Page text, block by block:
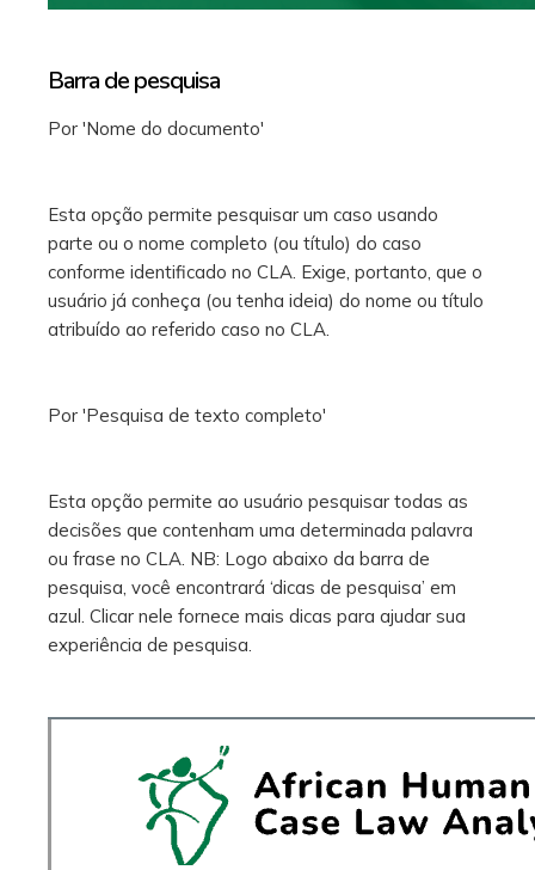
Barra de pesquisa
Por 'Nome do documento'
Esta opção permite pesquisar um caso usando
parte ou o nome completo (ou título) do caso
conforme identificado no CLA. Exige, portanto, que o
usuário já conheça (ou tenha ideia) do nome ou título
atribuído ao referido caso no CLA.
Por 'Pesquisa de texto completo'
Esta opção permite ao usuário pesquisar todas as
decisões que contenham uma determinada palavra
ou frase no CLA. NB: Logo abaixo da barra de
pesquisa, você encontrará ‘dicas de pesquisa’ em
azul. Clicar nele fornece mais dicas para ajudar sua
experiência de pesquisa.